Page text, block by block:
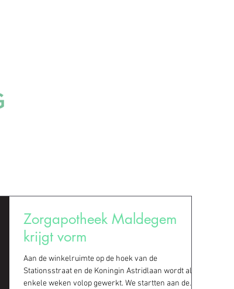
Zorgapotheek Maldegem
krijgt vorm
Aan de winkelruimte op de hoek van de
Stationsstraat en de Koningin Astridlaan wordt al
enkele weken volop gewerkt. We startten aan de...